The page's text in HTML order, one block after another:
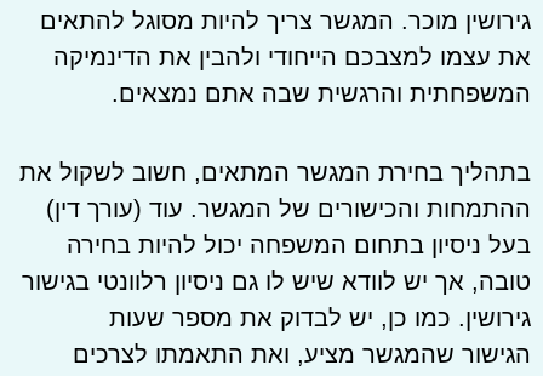
גירושין מוכר. המגשר צריך להיות מסוגל להתאים
את עצמו למצבכם הייחודי ולהבין את הדינמיקה
המשפחתית והרגשית שבה אתם נמצאים.
בתהליך בחירת המגשר המתאים, חשוב לשקול את
ההתמחות והכישורים של המגשר. עוד (עורך דין)
בעל ניסיון בתחום המשפחה יכול להיות בחירה
טובה, אך יש לוודא שיש לו גם ניסיון רלוונטי בגישור
גירושין. כמו כן, יש לבדוק את מספר שעות
הגישור שהמגשר מציע, ואת התאמתו לצרכים